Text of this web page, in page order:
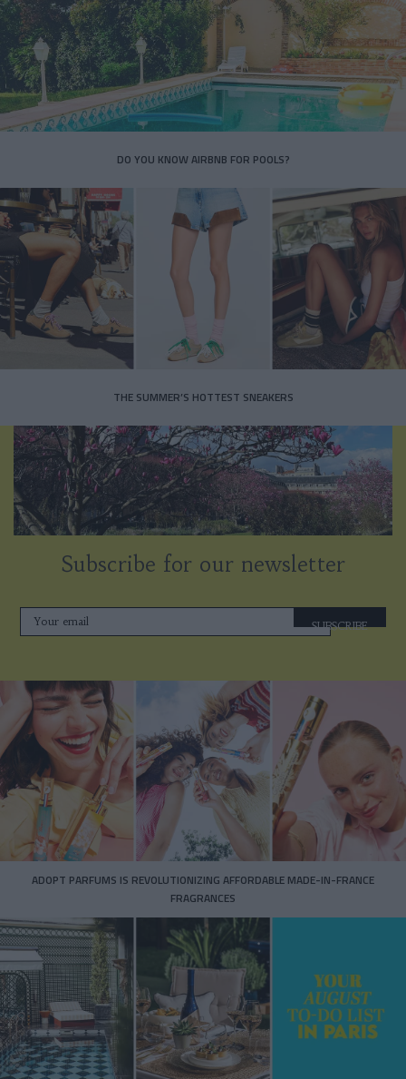
DO YOU KNOW AIRBNB FOR POOLS?
THE SUMMER’S HOTTEST SNEAKERS
Subscribe for our newsletter
SUBSCRIBE
ADOPT PARFUMS IS REVOLUTIONIZING AFFORDABLE MADE-IN-FRANCE
FRAGRANCES